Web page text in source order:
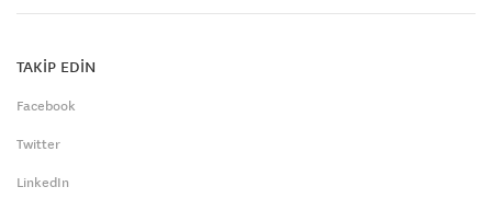
TAKİP EDİN
Facebook
Twitter
LinkedIn